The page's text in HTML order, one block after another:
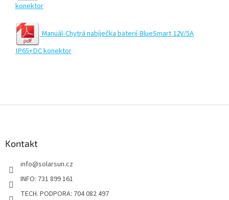
konektor
Manuál-Chytrá nabíječka baterií BlueSmart 12V/5A
IP65+DC konektor
Kontakt
info@solarsun.cz
INFO: 731 899 161
TECH. PODPORA: 704 082 497